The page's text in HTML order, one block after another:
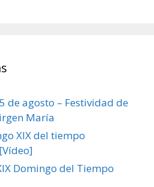
de agosto – Festividad de
María
XIX del tiempo
Domingo del Tiempo